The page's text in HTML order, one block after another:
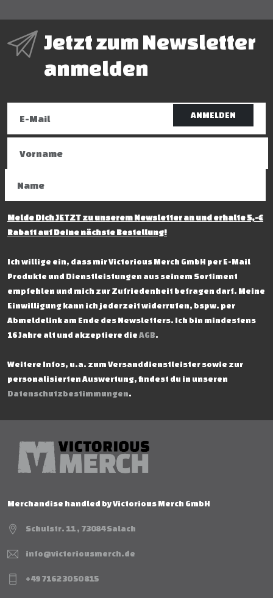
Jetzt zum Newsletter
anmelden
ANMELDEN
Melde Dich JETZT zu unserem Newsletter an und erhalte 5,-€
Rabatt auf Deine nächste Bestellung!
Ich willige ein, dass mir Victorious Merch GmbH per E-Mail
Produkte und Dienstleistungen aus seinem Sortiment
empfehlen und mich zur Zufriedenheit befragen darf. Meine
Einwilligung kann ich jederzeit widerrufen, bspw. per
Abmeldelink am Ende des Newsletters. Ich bin mindestens
16 Jahre alt und akzeptiere die AGB.
Weitere Infos, u.a. zum Versanddienstleister sowie zur
personalisierten Auswertung, findest du in unseren
Datenschutzbestimmungen.
Merchandise handled by Victorious Merch GmbH
Schulstr. 11 , 73084 Salach
info@victoriousmerch.de
+49 7162 30 50 815